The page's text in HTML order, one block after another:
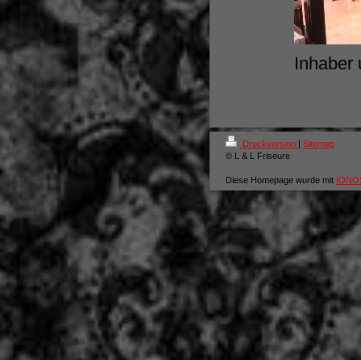
Inhaber
Druckversion | Sitemap
© L & L Friseure
Diese Homepage wurde mit